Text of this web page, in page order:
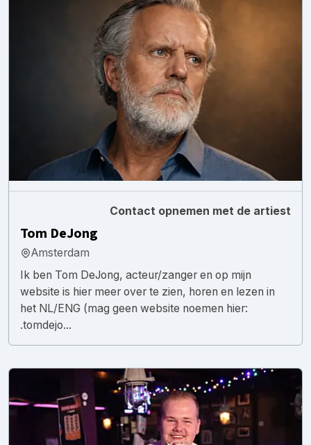
Contact opnemen met de artiest
Tom DeJong
Amsterdam
Ik ben Tom DeJong, acteur/zanger en op mijn
website is hier meer over te zien, horen en lezen in
het NL/ENG (mag geen website noemen hier:
.tomdejo...